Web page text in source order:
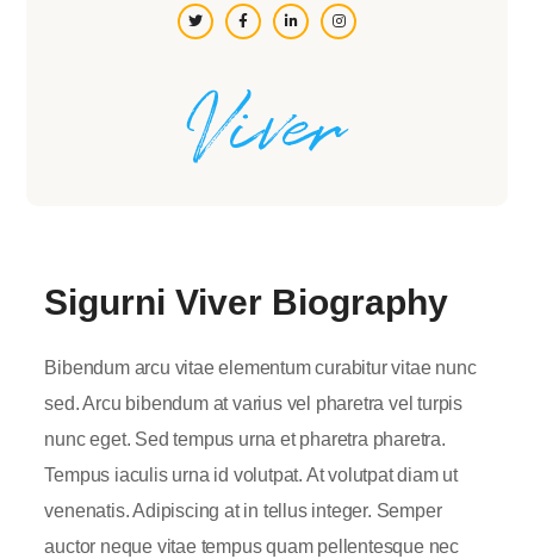
Sigurni Viver Biography
Bibendum arcu vitae elementum curabitur vitae nunc
sed. Arcu bibendum at varius vel pharetra vel turpis
nunc eget. Sed tempus urna et pharetra pharetra.
Tempus iaculis urna id volutpat. At volutpat diam ut
venenatis. Adipiscing at in tellus integer. Semper
auctor neque vitae tempus quam pellentesque nec